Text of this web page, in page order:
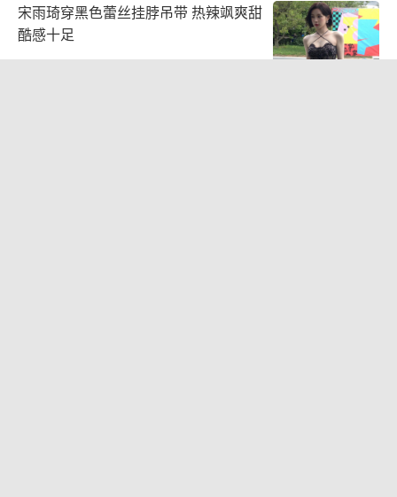
宋雨琦穿黑色蕾丝挂脖吊带 热辣飒爽甜
酷感十足
2026-08-05 11:45:54